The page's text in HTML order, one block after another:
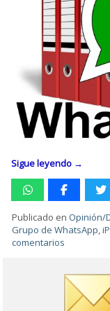
Sigue leyendo →
Publicado en Opinión/
Grupo de WhatsApp,
comentarios